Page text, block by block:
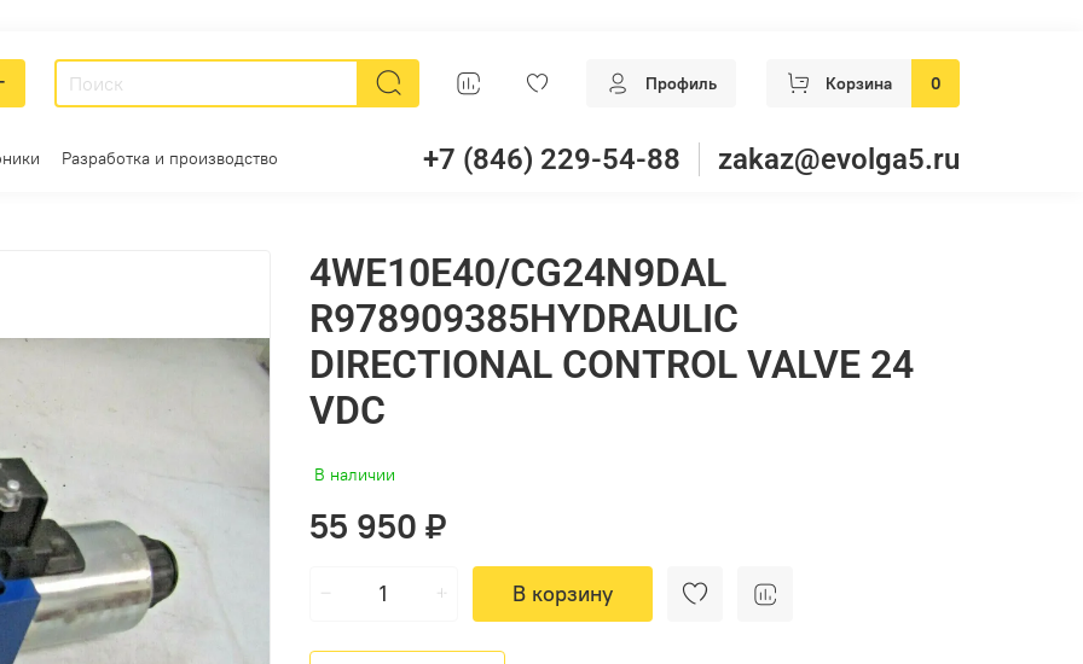
Профиль Корзина 0
Разработка и производство +7 (846) 229-54-88 zakaz@evolga5.ru
4WE10E40/CG24N9DAL
R978909385HYDRAULIC
DIRECTIONAL CONTROL VALVE 24
VDC
В наличии
55 950 ₽
В корзину